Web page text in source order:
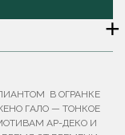
+
В ОГРАНКЕ
ГАЛО — ТОНКОЕ
АР-ДЕКО И